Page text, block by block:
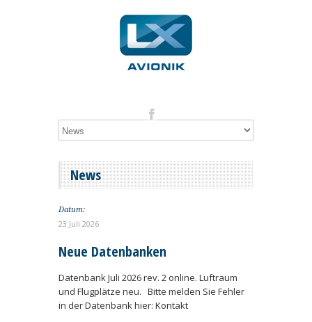
News
Datum:
23 Juli 2026
Neue Datenbanken
Datenbank Juli 2026 rev. 2 online. Luftraum
und Flugplätze neu. Bitte melden Sie Fehler
in der Datenbank hier: Kontakt